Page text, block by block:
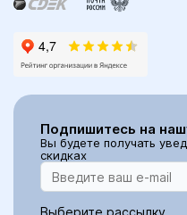
Подпишитесь на
Вы будете получать
скидках
Выберите рассылку